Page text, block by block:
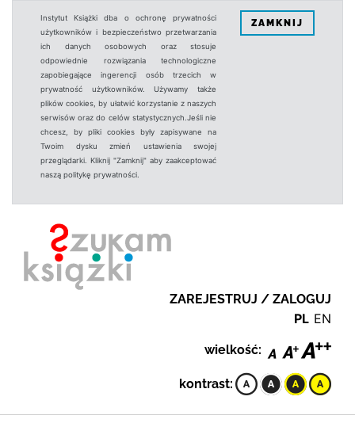
Instytut Książki dba o ochronę prywatności
użytkowników i bezpieczeństwo przetwarzania
ich danych osobowych oraz stosuje
odpowiednie rozwiązania technologiczne
zapobiegające ingerencji osób trzecich w
prywatność użytkowników. Używamy także
plików cookies, by ułatwić korzystanie z naszych
serwisów oraz do celów statystycznych.Jeśli nie
chcesz, by pliki cookies były zapisywane na
Twoim dysku zmień ustawienia swojej
przeglądarki. Kliknij "Zamknij" aby zaakceptować
naszą politykę prywatności.
ZAMKNIJ
ZAREJESTRUJ / ZALOGUJ
PL EN
wielkość:
kontrast: